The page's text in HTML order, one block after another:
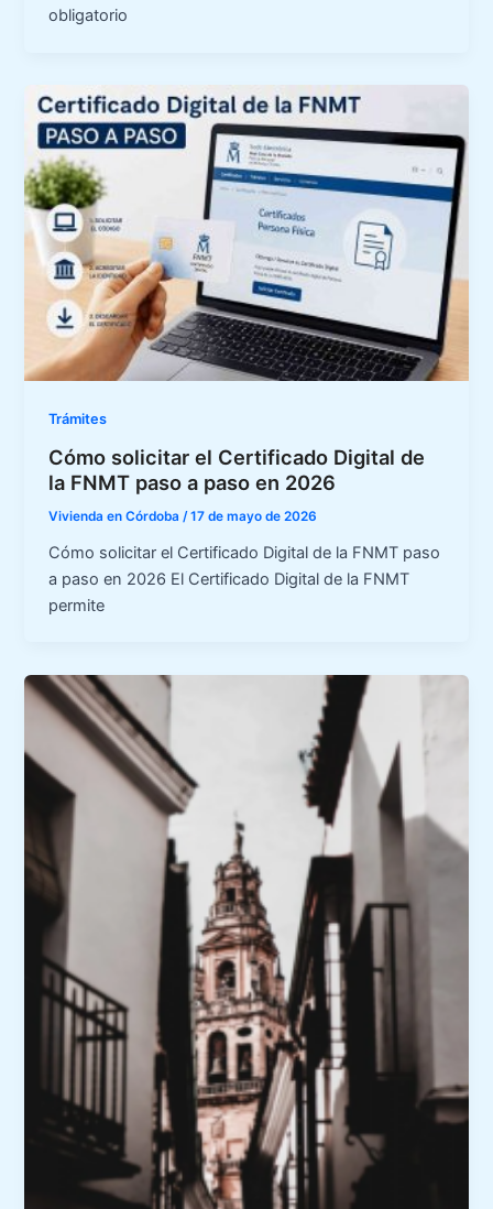
obligatorio
Trámites
Cómo solicitar el Certificado Digital de
la FNMT paso a paso en 2026
Vivienda en Córdoba /17 de mayo de 2026
Cómo solicitar el Certificado Digital de la FNMT paso
a paso en 2026 El Certificado Digital de la FNMT
permite